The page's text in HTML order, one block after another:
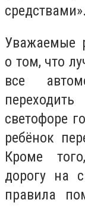
средствами».
Уважаемые
о том, что
все
светофоре
ребёнок
Кроме
дорогу на
правила